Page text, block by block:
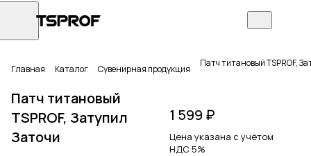
Главная Каталог Сувенирная продукция Патч титановый TSPROF,
Патч титановый
TSPROF, Затупил
Заточи
1 599 ₽
Цена указана с учётом
НДС 5%